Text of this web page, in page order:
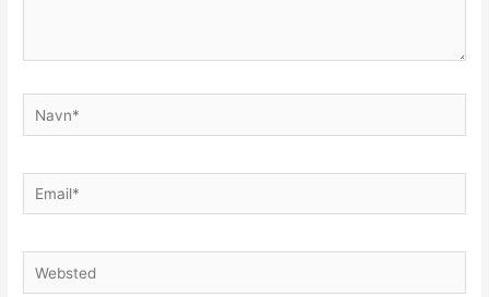
Navn*
Email*
Websted